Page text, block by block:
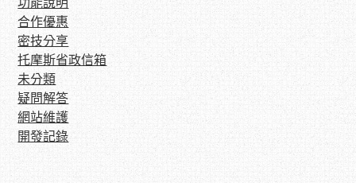
合作優惠
密技分享
托摩斯省政信箱
未分類
疑問解答
網站維護
開發記錄